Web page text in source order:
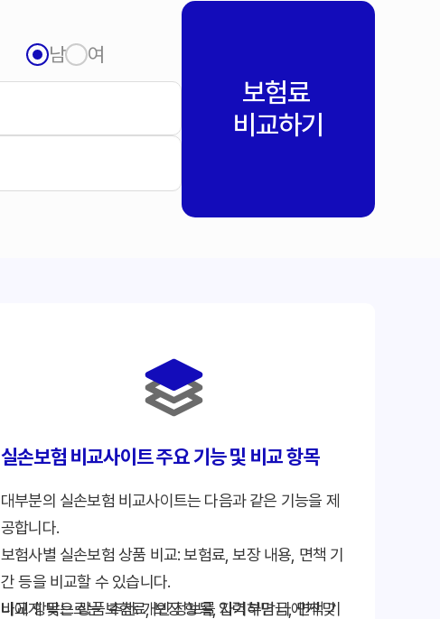
남 여
보험료
비교하기
실손보험 비교사이트 주요 기능 및 비교 항목
대부분의 실손보험 비교사이트는 다음과 같은 기능을 제
공합니다.
보험사별 실손보험 상품 비교: 보험료, 보장 내용, 면책 기
간 등을 비교할 수 있습니다.
나에게 맞는 상품 추천: 개인 정보를 입력하면 나에게 맞
비교 항목으로는 보험료, 보장 항목, 자기부담금, 면책 기